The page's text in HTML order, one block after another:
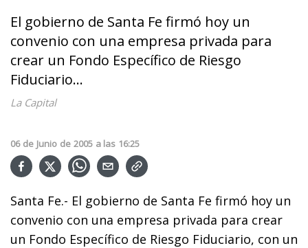
El gobierno de Santa Fe firmó hoy un
convenio con una empresa privada para
crear un Fondo Específico de Riesgo
Fiduciario...
La Capital
06 de Junio de 2005 a las 16:25
Santa Fe.- El gobierno de Santa Fe firmó hoy un
convenio con una empresa privada para crear
un Fondo Específico de Riesgo Fiduciario, con un